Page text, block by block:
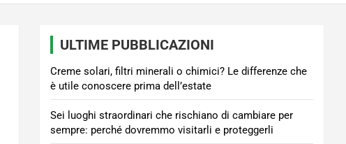
ULTIME PUBBLICAZIONI
Creme solari, filtri minerali o chimici? Le differenze che
è utile conoscere prima dell’estate
Sei luoghi straordinari che rischiano di cambiare per
sempre: perché dovremmo visitarli e proteggerli